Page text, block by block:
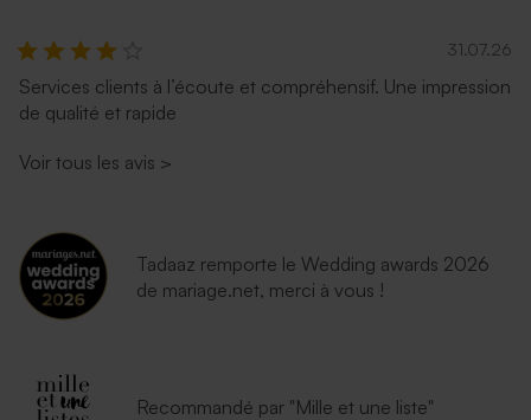
31.07.26
Services clients à l’écoute et compréhensif. Une impression
de qualité et rapide
Voir tous les avis >
Tadaaz remporte le Wedding awards 2026
de mariage.net, merci à vous !
Recommandé par "Mille et une liste"